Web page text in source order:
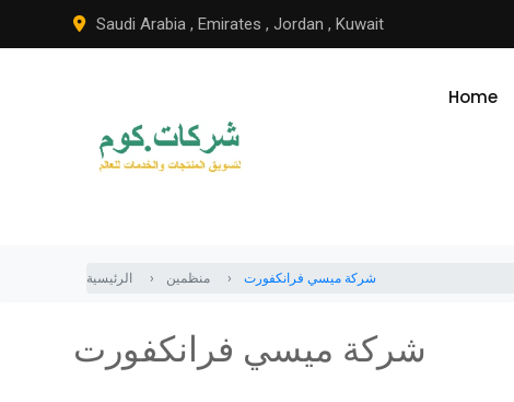
to
Saudi Arabia , Emirates , Jordan , Kuwait
Home
الرئيسية منظمين شركة ميسي فرانكفورت
شركة ميسي فرانكفورت